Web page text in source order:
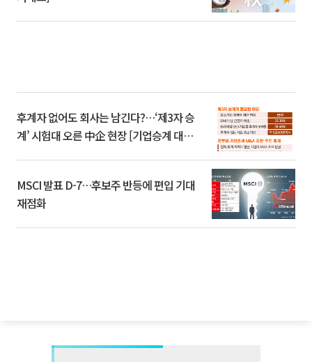
후계자 없어도 회사는 남긴다?…‘제3자 승
계’ 시험대 오른 中企 현장 [기업승계 대전
MSCI 발표 D-7…후보주 반등에 편입 기대
재점화